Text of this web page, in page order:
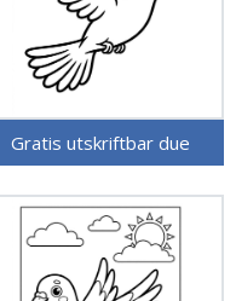
Gratis utskriftbar due